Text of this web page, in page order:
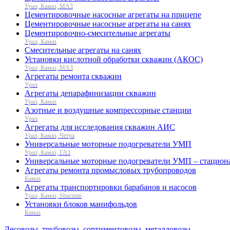
Урал, Камаз, МАЗ
Цементировочные насосные агрегаты на прицепе
Цементировочные насосные агрегаты на санях
Цементировочно-смесительные агрегаты
Урал, Камаз
Смесительные агрегаты на санях
Установки кислотной обработки скважин (АКОС)
Урал, Камаз, МАЗ
Агрегаты ремонта скважин
Урал
Агрегаты депарафинизации скважин
Урал, Камаз
Азотные и воздушные компрессорные станции
Урал
Агрегаты для исследования скважин АИС
Урал, Камаз, Четра
Универсальные моторные подогреватели УМП
Урал, Камаз, ГАЗ
Универсальные моторные подогреватели УМП –
Агрегаты ремонта промысловых трубопроводов
Камаз
Агрегаты транспортировки барабанов и насосов
Урал, Камаз, Shacman
Установки блоков манифольдов
Камаз